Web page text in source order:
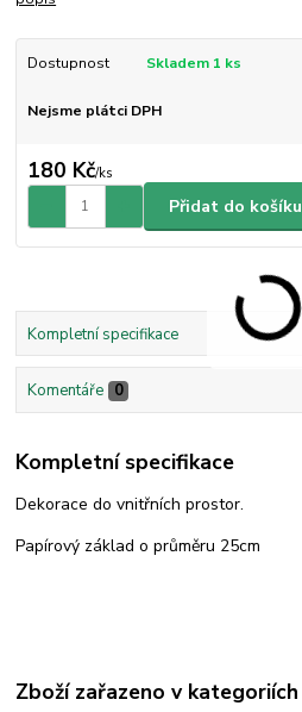
Dostupnost Skladem 1 ks
Nejsme plátci DPH
180 Kč/ks
Přidat do košíku
Kompletní specifikace
Komentáře 0
Kompletní specifikace
Dekorace do vnitřních prostor.
Papírový základ o průměru 25cm
Zboží zařazeno v kategoriích